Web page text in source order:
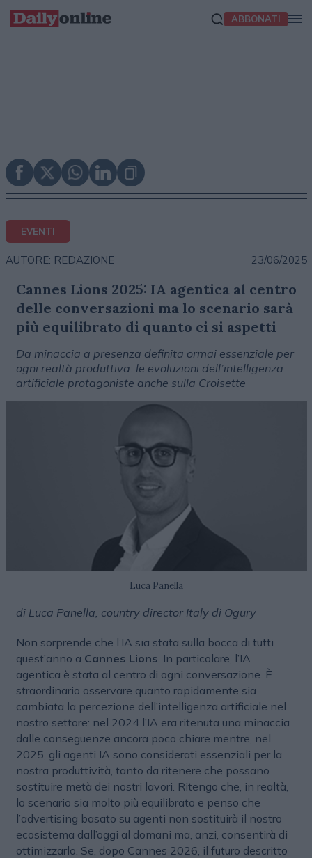
ABBONATI
EVENTI
AUTORE: REDAZIONE 23/06/2025
Cannes Lions 2025: IA agentica al centro
delle conversazioni ma lo scenario sarà
più equilibrato di quanto ci si aspetti
Da minaccia a presenza definita ormai essenziale per
ogni realtà produttiva: le evoluzioni dell’intelligenza
artificiale protagoniste anche sulla Croisette
Luca Panella
di Luca Panella, country director Italy di Ogury
Non sorprende che l’IA sia stata sulla bocca di tutti
quest’anno a Cannes Lions . In particolare, l’IA
agentica è stata al centro di ogni conversazione. È
straordinario osservare quanto rapidamente sia
cambiata la percezione dell’intelligenza artificiale nel
nostro settore: nel 2024 l’IA era ritenuta una minaccia
dalle conseguenze ancora poco chiare mentre, nel
2025, gli agenti IA sono considerati essenziali per la
nostra produttività, tanto da ritenere che possano
sostituire metà dei nostri lavori. Ritengo che, in realtà,
lo scenario sia molto più equilibrato e penso che
l’advertising basato su agenti non sostituirà il nostro
ecosistema dall’oggi al domani ma, anzi, consentirà di
ottimizzarlo. Se, dopo Cannes 2026, il futuro descritto